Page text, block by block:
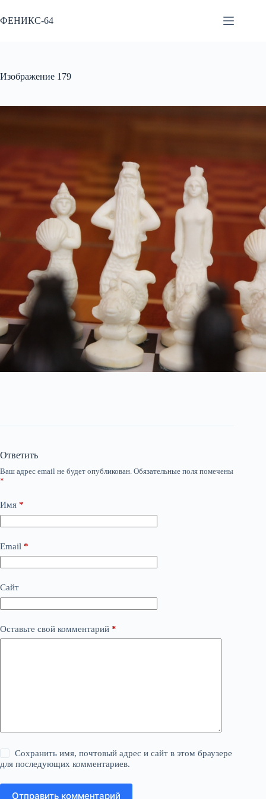
к
сути
ФЕНИКС-64
Изображение 179
Ответить
Ваш адрес email не будет опубликован. Обязательные поля помечены
*
Имя *
Email *
Сайт
Оставьте свой комментарий *
Сохранить имя, почтовый адрес и сайт в этом браузере
для последующих комментариев.
Отправить комментарий